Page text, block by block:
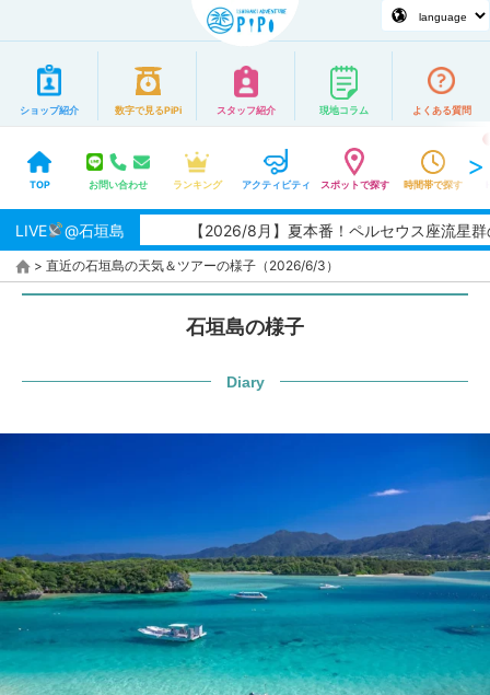
ショップ紹介 数字で見るPiPi スタッフ紹介 現地コラム よくある質問
TOP お問い合わせ ランキング アクティビティ スポットで探す 時間帯で探す
LIVE @石垣島 【2026/8月】夏本番！ペルセウス座流星群の観
> 直近の石垣島の天気＆ツアーの様子（2026/6/3）
石垣島の様子
Diary